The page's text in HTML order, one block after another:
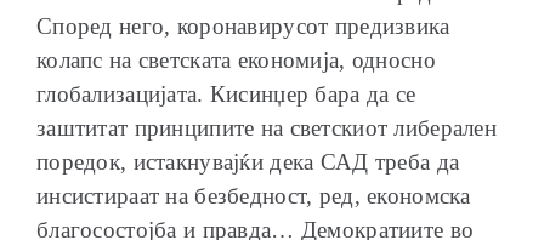
Според него, коронавирусот предизвика
колапс на светската економија, односно
глобализацијата. Кисинџер бара да се
заштитат принципите на светскиот либерален
поредок, истакнувајќи дека САД треба да
инсистираат на безбедност, ред, економска
благосостојба и правда… Демократиите во